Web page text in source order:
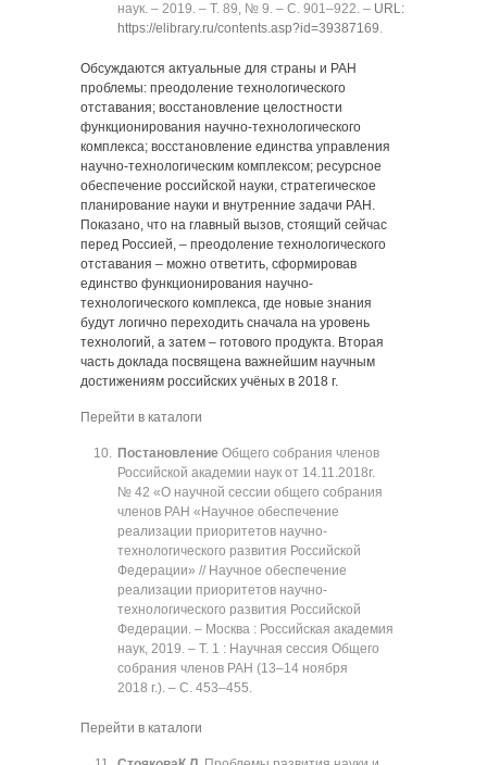
наук. ‒ 2019. ‒ Т. 89, № 9. ‒ C. 901‒922. ‒ URL:
https://elibrary.ru/contents.asp?id=39387169.
Обсуждаются актуальные для страны и РАН
проблемы: преодоление технологического
отставания; восстановление целостности
функционирования научно-технологического
комплекса; восстановление единства управления
научно-технологическим комплексом; ресурсное
обеспечение российской науки, стратегическое
планирование науки и внутренние задачи РАН.
Показано, что на главный вызов, стоящий сейчас
перед Россией, ‒ преодоление технологического
отставания ‒ можно ответить, сформировав
единство функционирования научно-
технологического комплекса, где новые знания
будут логично переходить сначала на уровень
технологий, а затем ‒ готового продукта. Вторая
часть доклада посвящена важнейшим научным
достижениям российских учёных в 2018 г.
Перейти в каталоги
Постановление Общего собрания членов
Российской академии наук от 14.11.2018г.
№ 42 «О научной сессии общего собрания
членов РАН «Научное обеспечение
реализации приоритетов научно-
технологического развития Российской
Федерации» // Научное обеспечение
реализации приоритетов научно-
технологического развития Российской
Федерации. ‒ Москва : Российская академия
наук, 2019. ‒ Т. 1 : Научная сессия Общего
собрания членов РАН (13‒14 ноября
2018 г.). ‒ C. 453‒455.
Перейти в каталоги